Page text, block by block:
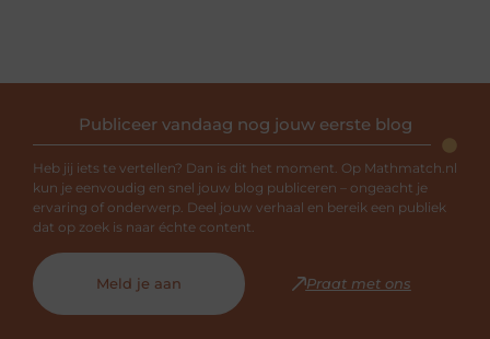
Publiceer vandaag nog jouw eerste blog
Heb jij iets te vertellen? Dan is dit het moment. Op Mathmatch.nl
kun je eenvoudig en snel jouw blog publiceren – ongeacht je
ervaring of onderwerp. Deel jouw verhaal en bereik een publiek
dat op zoek is naar échte content.
Meld je aan Praat met ons